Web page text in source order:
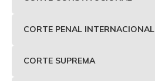
CORTE PENAL INTERNACIONAL
CORTE SUPREMA